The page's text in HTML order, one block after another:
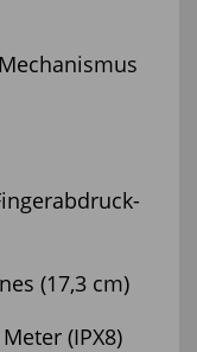
(17,3 cm)
(IPX8)